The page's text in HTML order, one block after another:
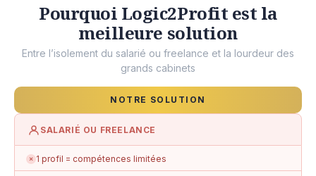
Pourquoi Logic2Profit est la
meilleure solution
Entre l’isolement du salarié ou freelance et la lourdeur des
grands cabinets
NOTRE SOLUTION
SALARIÉ OU FREELANCE
✗ 1 profil = compétences limitées